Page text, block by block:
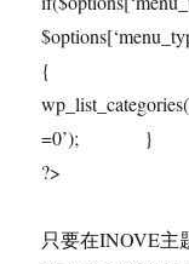
{
=0’); }
?>
只要在INOVE主